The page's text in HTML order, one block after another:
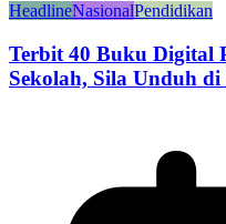
HeadlineNasionalPendidikan
Terbit 40 Buku Digital
Sekolah, Sila Unduh